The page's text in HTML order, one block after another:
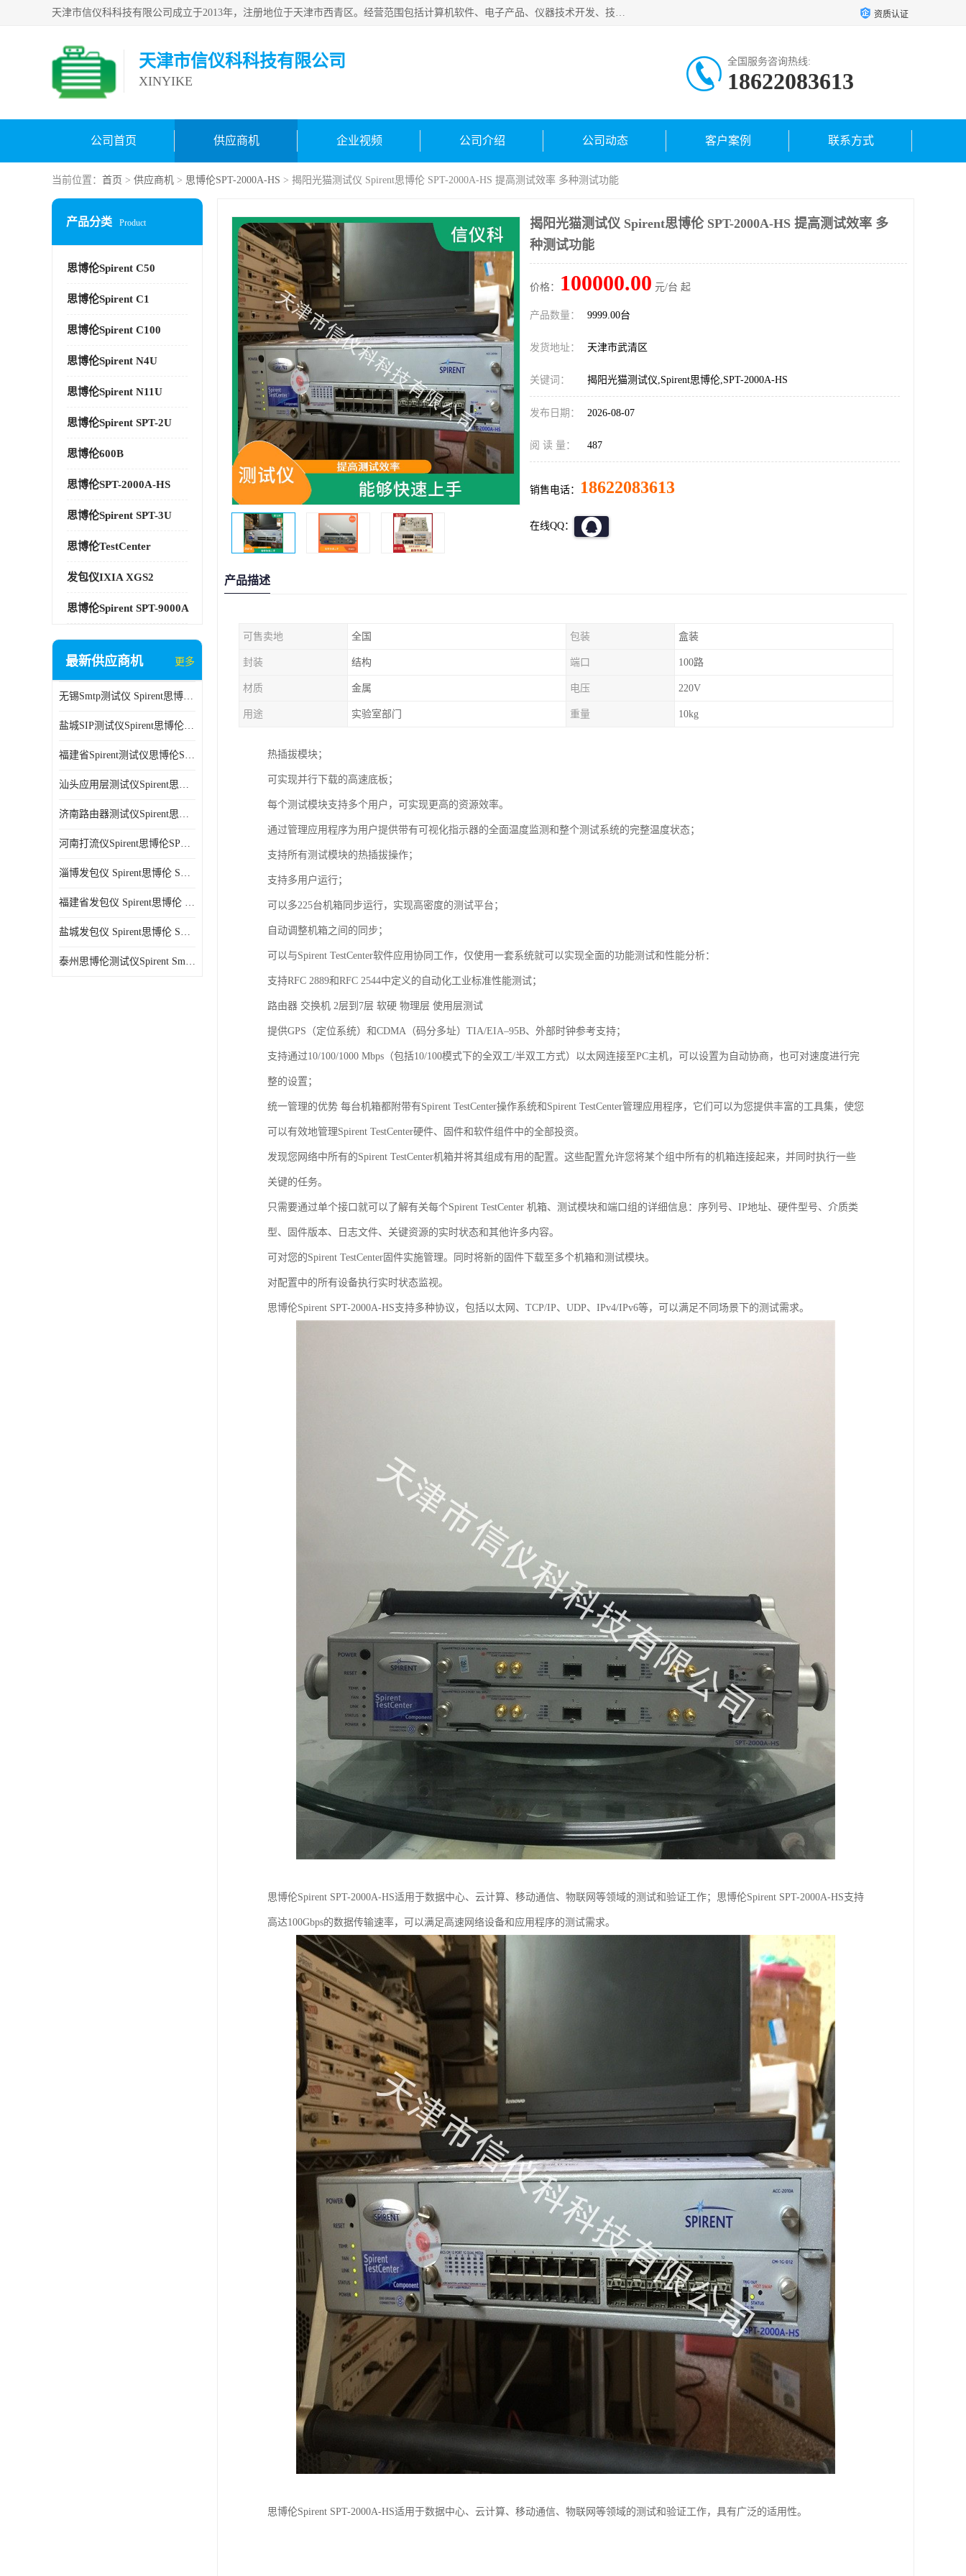
天津市信仪科科技有限公司成立于2013年，注册地位于天津市西青区。经营范围包括计算机软件、电子产品、仪器技术开发、技术转让、技术咨询、技术服务、网络工程、电子监控工程安装等；主要产品有：网络流量测试仪、Ixia XM2、XM12、XGS2、XGS12、400T、1600T、X16网络协议分析仪，Agilent N2X 等等各种型号，欢迎来电咨询。 资质认证
天津市信仪科科技有限公司
XINYIKE
全国服务咨询热线:
18622083613
公司首页 供应商机 企业视频 公司介绍 公司动态 客户案例 联系方式
当前位置： 首页 > 供应商机 > 思博伦SPT-2000A-HS > 揭阳光猫测试仪 Spirent思博伦 SPT-2000A-HS 提高测试效率 多种测试功能
产品分类 Product
思博伦Spirent C50
思博伦Spirent C1
思博伦Spirent C100
思博伦Spirent N4U
思博伦Spirent N11U
思博伦Spirent SPT-2U
思博伦600B
思博伦SPT-2000A-HS
思博伦Spirent SPT-3U
思博伦TestCenter
发包仪IXIA XGS2
思博伦Spirent SPT-9000A
最新供应商机 更多
无锡Smtp测试仪 Spirent思博伦 C100 方便用户进行测试
盐城SIP测试仪Spirent思博伦SPT-2U 可扩展性较强 高速数据传输
福建省Spirent测试仪思博伦SPT-2U 能够快速上手 方便用户进行测试
汕头应用层测试仪Spirent思博伦SPT-2U 提高测试效率 适用于多种行业
济南路由器测试仪Spirent思博伦SPT-2U 用户界面友好 多种测试功能
河南打流仪Spirent思博伦SPT-2U 操作简单 灵活的测试方案
淄博发包仪 Spirent思博伦 SmartBits 600B 高速数据传输
福建省发包仪 Spirent思博伦 SmartBits 600B 可以支持多种通信技术
盐城发包仪 Spirent思博伦 SmartBits 600B 可配置多个单端测试模块
泰州思博伦测试仪Spirent SmartBits 600B 灵活的测试方案
揭阳光猫测试仪 Spirent思博伦 SPT-2000A-HS 提高测试效率 多
种测试功能
价格： 100000.00 元/台 起
产品数量： 9999.00台
发货地址： 天津市武清区
关键词： 揭阳光猫测试仪,Spirent思博伦,SPT-2000A-HS
发布日期： 2026-08-07
阅 读 量： 487
销售电话： 18622083613
在线QQ：
产品描述
可售卖地 全国 包装 盒装
封装 结构 端口 100路
材质 金属 电压 220V
用途 实验室部门 重量 10kg
热插拔模块；
可实现并行下载的高速底板；
每个测试模块支持多个用户，可实现更高的资源效率。
通过管理应用程序为用户提供带有可视化指示器的全面温度监测和整个测试系统的完整温度状态；
支持所有测试模块的热插拔操作；
支持多用户运行；
可以多225台机箱同步运行，实现高密度的测试平台；
自动调整机箱之间的同步；
可以与Spirent TestCenter软件应用协同工作，仅使用一套系统就可以实现全面的功能测试和性能分析：
支持RFC 2889和RFC 2544中定义的自动化工业标准性能测试；
路由器 交换机 2层到7层 软硬 物理层 使用层测试
提供GPS（定位系统）和CDMA（码分多址）TIA/EIA–95B、外部时钟参考支持；
支持通过10/100/1000 Mbps（包括10/100模式下的全双工/半双工方式）以太网连接至PC主机，可以设置为自动协商，也可对速度进行完
整的设置；
统一管理的优势 每台机箱都附带有Spirent TestCenter操作系统和Spirent TestCenter管理应用程序，它们可以为您提供丰富的工具集，使您
可以有效地管理Spirent TestCenter硬件、固件和软件组件中的全部投资。
发现您网络中所有的Spirent TestCenter机箱并将其组成有用的配置。这些配置允许您将某个组中所有的机箱连接起来，并同时执行一些
关键的任务。
只需要通过单个接口就可以了解有关每个Spirent TestCenter 机箱、测试模块和端口组的详细信息：序列号、IP地址、硬件型号、介质类
型、固件版本、日志文件、关键资源的实时状态和其他许多内容。
可对您的Spirent TestCenter固件实施管理。同时将新的固件下载至多个机箱和测试模块。
对配置中的所有设备执行实时状态监视。
思博伦Spirent SPT-2000A-HS支持多种协议，包括以太网、TCP/IP、UDP、IPv4/IPv6等，可以满足不同场景下的测试需求。
思博伦Spirent SPT-2000A-HS适用于数据中心、云计算、移动通信、物联网等领域的测试和验证工作；思博伦Spirent SPT-2000A-HS支持
高达100Gbps的数据传输速率，可以满足高速网络设备和应用程序的测试需求。
思博伦Spirent SPT-2000A-HS适用于数据中心、云计算、移动通信、物联网等领域的测试和验证工作，具有广泛的适用性。